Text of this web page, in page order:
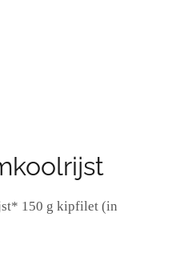
150 g kipfilet (in